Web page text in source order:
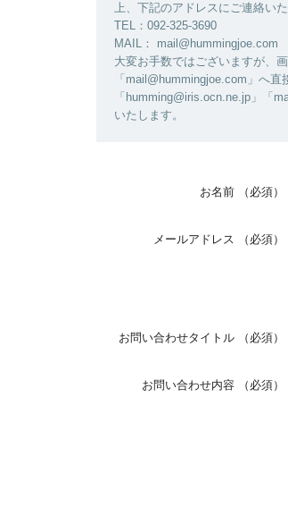
上、下記のアドレスにご連絡い
TEL：092-325-3690
MAIL： mail@hummingjoe.com
大変お手数ではございますが、
「mail@hummingjoe.com」へ
「humming@iris.ocn.ne.jp」「
いたします。
お名前 （必須）
メールアドレス （必須）
お問い合わせタイトル （必須）
お問い合わせ内容 （必須）